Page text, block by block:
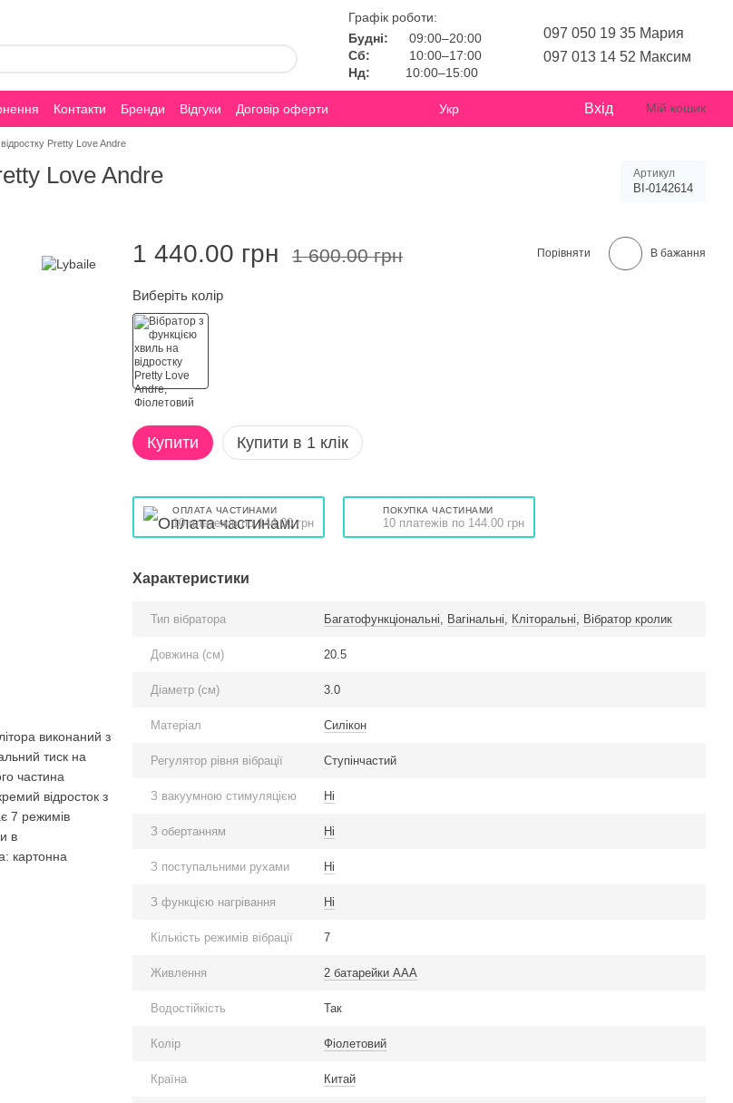
Графік роботи:
Будні:
09:00–20:00
Сб:
10:00–17:00
Нд:
10:00–15:00
097 050 19 35 Мария
097 013 14 52 Максим
Контакти Бренди Відгуки
Договір оферти
Укр Вхід Мій кошик
Pretty Love Andre
Love Andre Артикул
BI-0142614
виконаний з
тиск на
частина
відросток з
7 режимів
в
картонна
1 440.00 грн 1 600.00 грн Порівняти В бажання
Виберіть колір
Купити Купити в 1 клік
ОПЛАТА ЧАСТИНАМИ
10 платежів по 144.00 грн
ПОКУПКА ЧАСТИНАМИ
10 платежів по 144.00 грн
Характеристики
Тип вібратора Багатофункціональні, Вагінальні, Кліторальні, Вібратор кролик
Довжина (см) 20.5
Діаметр (см) 3.0
Матеріал Силікон
Регулятор рівня вібрації Ступінчастий
З вакуумною стимуляцією Ні
З обертанням Ні
З поступальними рухами Ні
З функцією нагрівання Ні
Кількість режимів вібрації 7
Живлення 2 батарейки ААА
Водостійкість Так
Колір Фіолетовий
Країна Китай